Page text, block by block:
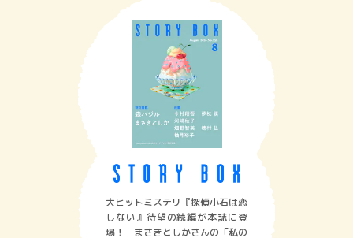
大ヒットミステリ『探偵小石は恋
しない』待望の続編が本誌に登
場！ まさきとしかさんの「私の